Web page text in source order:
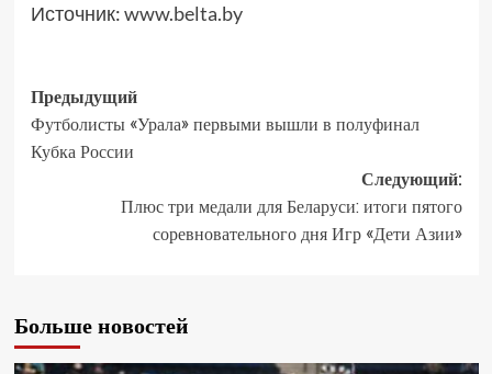
Источник:www.belta.by
Предыдущий
Футболисты «Урала» первыми вышли в полуфинал
Кубка России
Следующий:
Плюс три медали для Беларуси: итоги пятого
соревновательного дня Игр «Дети Азии»
Больше новостей